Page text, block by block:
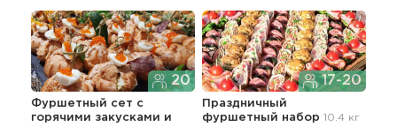
20
Фуршетный сет с
горячими закусками и
17-20
Праздничный
фуршетный набор 10.4 кг